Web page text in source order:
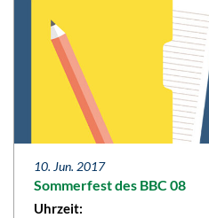
10. Jun. 2017
Sommerfest des BBC 08
Uhrzeit: